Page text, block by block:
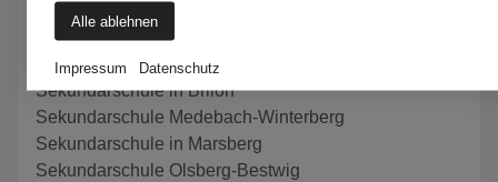
Alle ablehnen
Impressum Datenschutz
St. Walburga Hauptschule In Meschede
Schule am Wilzenberg in Schmallenberg
Roman-Herzog-Schule in Brilon
Sekundarschule in Brilon
Sekundarschule Medebach-Winterberg
Sekundarschule in Marsberg
Sekundarschule Olsberg-Bestwig